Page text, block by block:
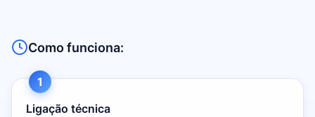
Como funciona:
1
Ligação técnica